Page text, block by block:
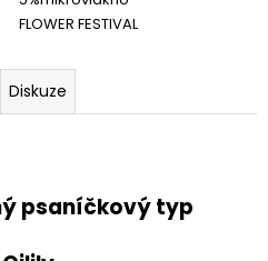
FLOWER FESTIVAL
Diskuze
psaníčkový typ